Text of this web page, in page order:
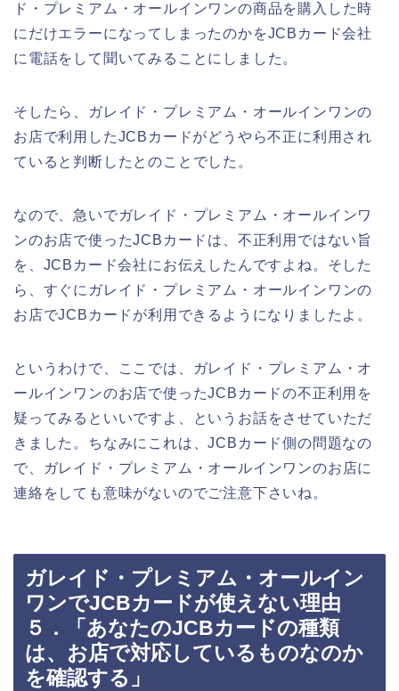
ド・プレミアム・オールインワンの商品を購入した時
にだけエラーになってしまったのかをJCBカード会社
に電話をして聞いてみることにしました。
そしたら、ガレイド・プレミアム・オールインワンの
お店で利用したJCBカードがどうやら不正に利用され
ていると判断したとのことでした。
なので、急いでガレイド・プレミアム・オールインワ
ンのお店で使ったJCBカードは、不正利用ではない旨
を、JCBカード会社にお伝えしたんですよね。そした
ら、すぐにガレイド・プレミアム・オールインワンの
お店でJCBカードが利用できるようになりましたよ。
というわけで、ここでは、ガレイド・プレミアム・オ
ールインワンのお店で使ったJCBカードの不正利用を
疑ってみるといいですよ、というお話をさせていただ
きました。ちなみにこれは、JCBカード側の問題なの
で、ガレイド・プレミアム・オールインワンのお店に
連絡をしても意味がないのでご注意下さいね。
ガレイド・プレミアム・オールイン
ワンでJCBカードが使えない理由
５．「あなたのJCBカードの種類
は、お店で対応しているものなのか
を確認する」